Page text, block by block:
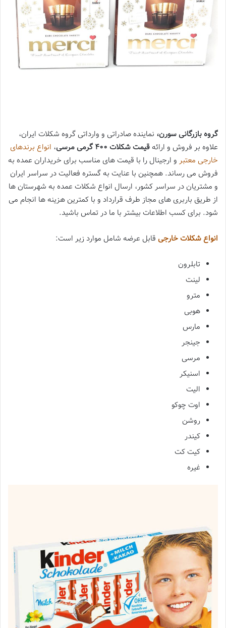
گروه بازرگانی سورن، نماینده صادراتی و وارداتی گروه شکلات ایران،
علاوه بر فروش و ارائه قیمت شکلات 400 گرمی مرسی ، انواع برندهای
خارجی معتبر و ارجینال را با قیمت های مناسب برای خریداران عمده به
فروش می رساند. همچنین با عنایت به گستره فعالیت در سراسر ایران
و مشتریان در سراسر کشور، ارسال انواع شکلات عمده به شهرستان ها
از طریق باربری های مجاز طرف قرارداد و با کمترین هزینه ها انجام می
شود. برای کسب اطلاعات بیشتر با ما در تماس باشید.
انواع شکلات خارجی قابل عرضه شامل موارد زیر است:
تابلرون
لینت
مترو
هوبی
مارس
جینجر
مرسی
اسنیکر
الیت
اوت چوکو
روشن
کیندر
کیت کت
غیره